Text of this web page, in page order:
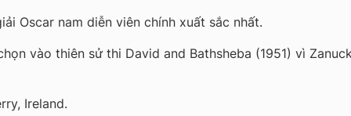
Oscar nam diễn viên chính xuất sắc nhất.
vào thiên sử thi David and Bathsheba (1951) vì
Ireland.